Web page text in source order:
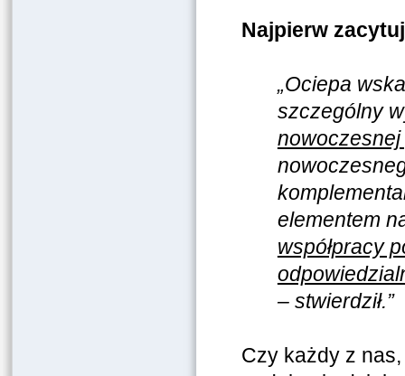
Najpierw
„Ociepa
szczególny
nowoczesnej
elementem
współpracy
– stwierdził.”
Czy każdy z